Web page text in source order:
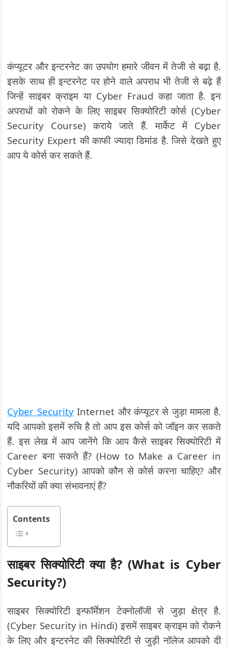
कंप्यूटर और इन्टरनेट का उपयोग हमारे जीवन में तेजी से बढ़ा है.
इसके साथ ही इन्टरनेट पर होने वाले अपराध भी तेजी से बढ़े हैं
जिन्हें साइबर क्राइम या Cyber Fraud कहा जाता है. इन
अपराधों को रोकने के लिए साइबर सिक्योरिटी कोर्स (Cyber
Security Course) कराये जाते हैं. मार्केट में Cyber
Security Expert की काफी ज्यादा डिमांड है. जिसे देखते हुए
आप ये कोर्स कर सकते हैं.
Cyber SecurityInternet और कंप्यूटर से जुड़ा मामला है.
यदि आपको इसमें रुचि है तो आप इस कोर्स को जॉइन कर सकते
हैं. इस लेख में आप जानेंगे कि आप कैसे साइबर सिक्योरिटी में
Career बना सकते हैं? (How to Make a Career in
Cyber Security) आपको कौन से कोर्स करना चाहिए? और
नौकरियों की क्या संभावनाएं हैं?
Contents
साइबर सिक्योरिटी क्या है? (What is Cyber
Security?)
साइबर सिक्योरिटी इन्फॉर्मेशन टेक्नोलॉजी से जुड़ा क्षेत्र है.
(Cyber Security in Hindi) इसमें साइबर क्राइम को रोकने
के लिए और इन्टरनेट की सिक्योरिटी से जुड़ी नॉलेज आपको दी